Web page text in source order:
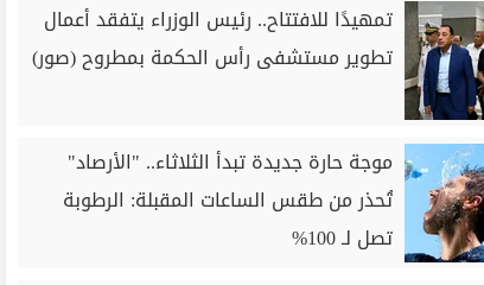
تمهيدًا للافتتاح.. رئيس الوزراء يتفقد أعمال
تطوير مستشفى رأس الحكمة بمطروح (صور)
موجة حارة جديدة تبدأ الثلاثاء.. "الأرصاد"
تُحذر من طقس الساعات المقبلة: الرطوبة
تصل لـ 100%